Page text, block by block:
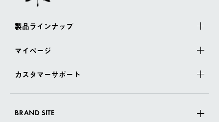
製品ラインナップ
マイページ
カスタマーサポート
BRAND SITE